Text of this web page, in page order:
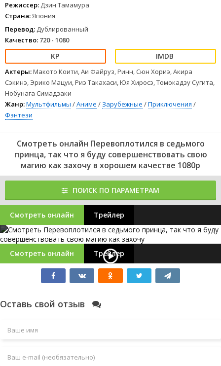
Режиссер: Дзин Тамамура
Страна:Япония
Перевод: Дублированный
Качество: 720 - 1080
Актеры:Макото Коити, Аи Файруз, Ринн, Сюн Хориэ, Акира
Сэкинэ, Эрико Мацуи, Риэ Такахаси, Юя Хиросэ, Томокадзу Сугита,
Нобунага Симадзаки
Жанр:Мультфильмы /Аниме / Зарубежные /Приключения /
Фэнтези
Смотреть онлайн Перевоплотился в седьмого
принца, так что я буду совершенствовать свою
магию как захочу в хорошем качестве 1080p
ПОИСК ПО ПАРАМЕТРАМ
Смотреть онлайн Трейлер
Смотреть онлайн Трейлер
Оставь свой отзыв